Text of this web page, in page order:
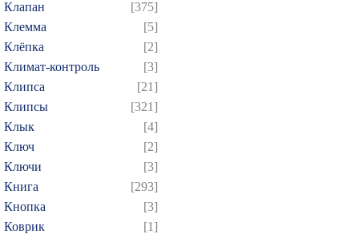
Клапан
[375]
Клемма
[5]
Клёпка
[2]
Климат-контроль
[3]
Клипса
[21]
Клипсы
[321]
Клык
[4]
Ключ
[2]
Ключи
[3]
Книга
[293]
Кнопка
[3]
Коврик
[1]